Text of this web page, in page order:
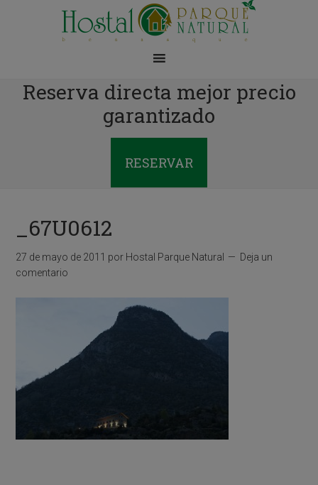
Reserva directa mejor precio
garantizado
RESERVAR
_67U0612
27 de mayo de 2011 por Hostal Parque Natural
Deja un
comentario